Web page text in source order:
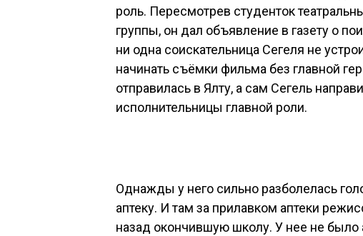
роль. Пересмотрев студенток
группы, он дал объявление в газету о
ни одна соискательница Сегеля не
начинать съёмки фильма без главной
отправилась в Ялту, а сам Сегель
исполнительницы главной роли.
Однажды у него сильно разболелась
аптеку. И там за прилавком аптеки
назад окончившую школу. У нее не было